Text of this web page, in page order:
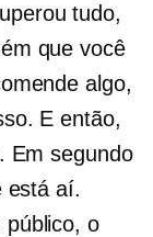
tudo,
que você
algo,
E então,
Em segundo
está aí.
público, o